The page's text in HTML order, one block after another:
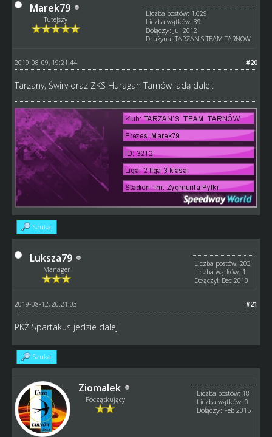
Marek79
Tutejszy
Liczba postów: 1,629
Liczba wątków: 39
Dołączył: Jul 2012
Drużyna: TARZAN'S TEAM TARNOW
#20
2019-08-09, 19:21:44
Tarzany, Świry oraz ZKS Huragan Tarnów jadą dalej.
Szukaj
Luksza79
Manager
Liczba postów: 203
Liczba wątków: 1
Dołączył: Dec 2013
#21
2019-08-12, 20:21:03
PKŻ Spartakus jedzie dalej
Szukaj
Ziomalek
Początkujący
Liczba postów: 18
Liczba wątków: 0
Dołączył: Feb 2015